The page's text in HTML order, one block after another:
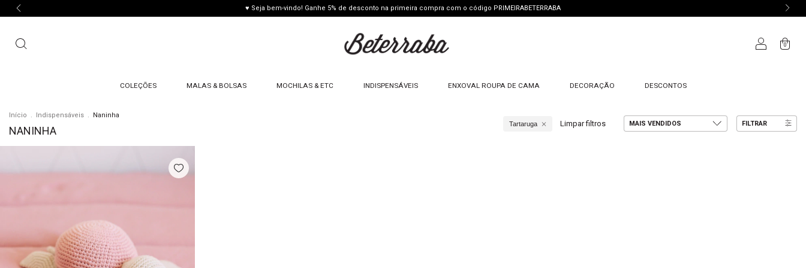
♥ Seja bem-vindo! Ganhe 5% de desconto na primeira compra com o código PRIMEIRABETERRABA
0
COLEÇÕES MALAS & BOLSAS MOCHILAS & ETC INDISPENSÁVEIS ENXOVAL ROUPA DE CAMA DECORAÇÃO DESCONTOS
Início . Indispensáveis . Naninha
NANINHA
Tartaruga Limpar filtros FILTRAR